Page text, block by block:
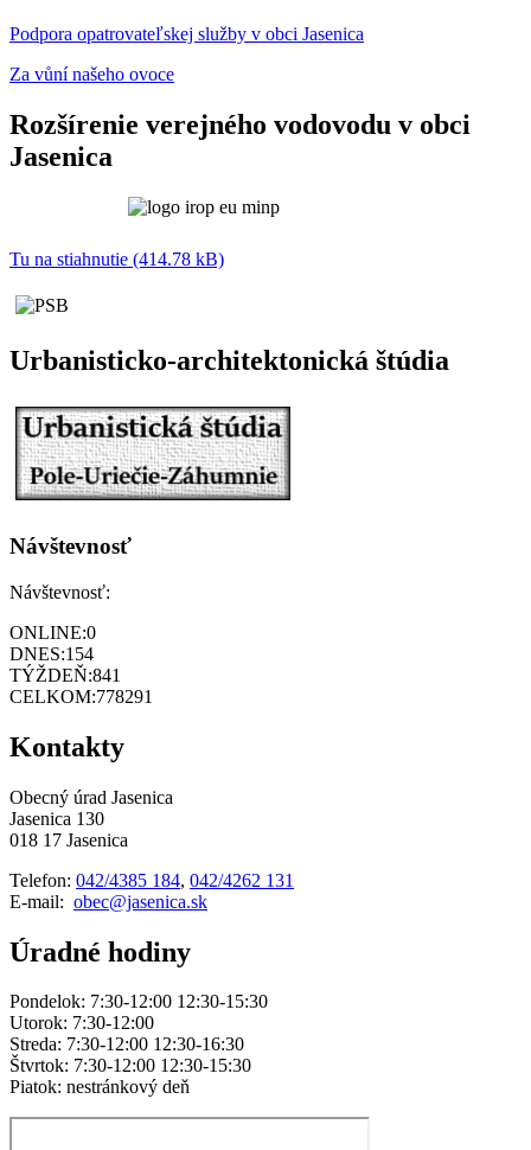
Podpora opatrovateľskej služby v obci Jasenica
Za vůní našeho ovoce
Rozšírenie verejného vodovodu v obci
Jasenica
Tu na stiahnutie (414.78 kB)
Urbanisticko-architektonická štúdia
Návštevnosť
Návštevnosť:
ONLINE:0
DNES:154
TÝŽDEŇ:841
CELKOM:778291
Kontakty
Obecný úrad Jasenica
Jasenica 130
018 17 Jasenica
Telefon: 042/4385 184, 042/4262 131
E-mail: obec@jasenica.sk
Úradné hodiny
Pondelok: 7:30-12:00 12:30-15:30
Utorok: 7:30-12:00
Streda: 7:30-12:00 12:30-16:30
Štvrtok: 7:30-12:00 12:30-15:30
Piatok: nestránkový deň